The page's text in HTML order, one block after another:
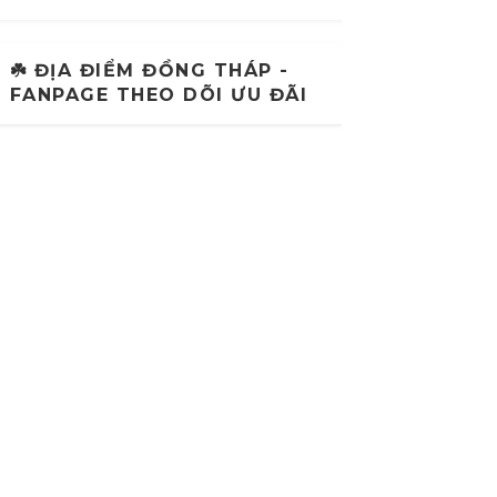
☘️ ĐỊA ĐIỂM ĐỒNG THÁP -
FANPAGE THEO DÕI ƯU ĐÃI